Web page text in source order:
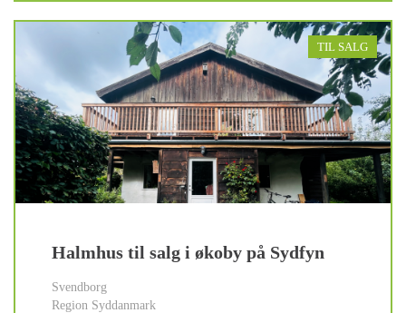
TIL SALG
Halmhus til salg i økoby på Sydfyn
Svendborg
Region Syddanmark